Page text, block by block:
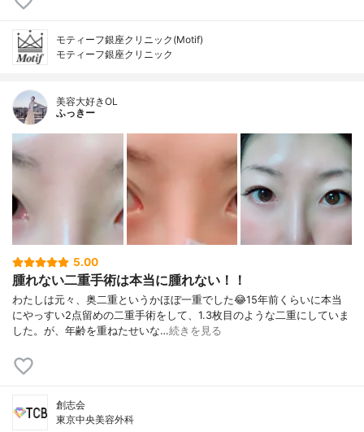
モティーフ銀座クリニック(Motif)
モティーフ銀座クリニック
美容大好きOL
ふっきー
5.00
腫れない二重手術は本当に腫れない！！
わたしは元々、奥二重というかほぼ一重でした😂15年前くらいに本当
にやっすい2点留めの二重手術をして、1.3枚目のような二重にしていま
した。が、年齢を重ねたせいな…続きを見る
創志会
東京中央美容外科